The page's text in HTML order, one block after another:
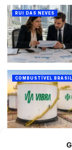
RUI DAS NEVES
COMBUSTÍVEL BRASIL